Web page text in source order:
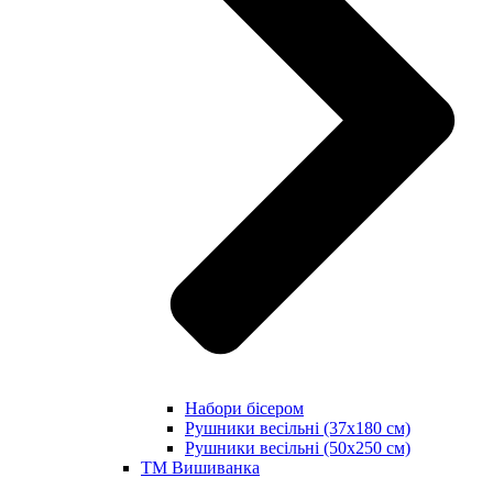
Набори бісером
Рушники весільні (37х180 см)
Рушники весільні (50х250 см)
ТМ Вишиванка